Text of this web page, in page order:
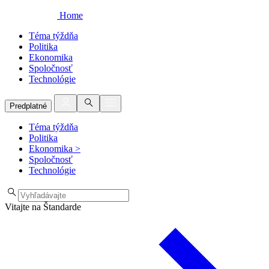
Home
Téma týždňa
Politika
Ekonomika
Spoločnosť
Technológie
Predplatné
Téma týždňa
Politika
Ekonomika >
Spoločnosť
Technológie
Vitajte na Štandarde